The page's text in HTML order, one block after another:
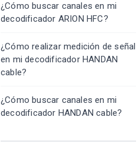
¿Cómo buscar canales en mi
decodificador ARION HFC?
¿Cómo realizar medición de señal
en mi decodificador HANDAN
cable?
¿Cómo buscar canales en mi
decodificador HANDAN cable?